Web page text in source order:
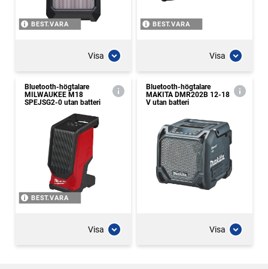
BEST.VARA
Visa
BEST.VARA
Visa
Bluetooth-högtalare
MILWAUKEE M18
SPEJSG2-0 utan batteri
BEST.VARA
Visa
Bluetooth-högtalare
MAKITA DMR202B 12-18
V utan batteri
Visa